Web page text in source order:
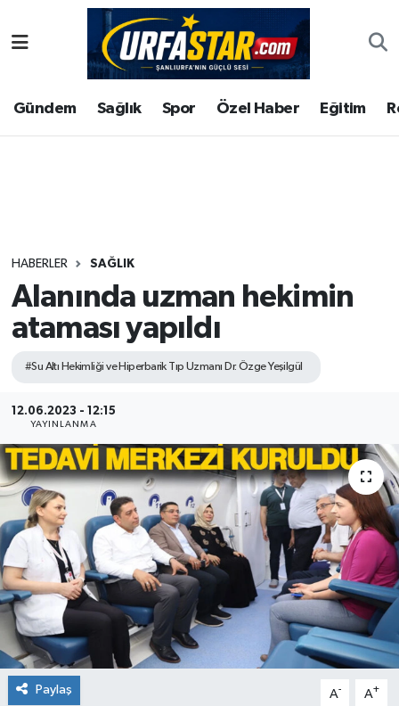
Gündem Sağlık Spor Özel Haber Eğitim
HABERLER SAĞLIK
Alanında uzman hekimin
ataması yapıldı
#Su Altı Hekimliği ve Hiperbarik Tıp Uzmanı Dr. Özge Yeşilgül
12.06.2023 - 12:15
YAYINLANMA
Paylaş A- A+
ASAYİS
ÇEVRE
Gündem
Kültür
Şanlıurfa Nöbetçi Eczaneler
Şanlıurfa Hava Durumu
Tüm Manşetler
Son Dakika Haberleri